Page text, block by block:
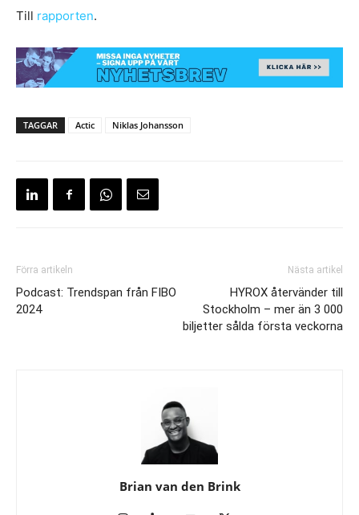
Till rapporten.
TAGGAR Actic Niklas Johansson
Förra artikeln
Podcast: Trendspan från FIBO
2024
Nästa artikel
HYROX återvänder till
Stockholm – mer än 3 000
biljetter sålda första veckorna
Brian van den Brink